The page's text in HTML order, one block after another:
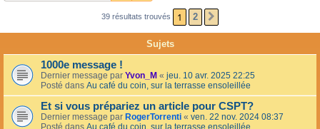
h
r
39 résultats trouvés 1 2
Sujets
1000e message !
Dernier message par Yvon_M « jeu. 10 avr. 2025 22:25
Posté dans Au café du coin, sur la terrasse ensoleillée
Et si vous prépariez un article pour CSPT?
Dernier message par RogerTorrenti « ven. 22 nov. 2024 08:37